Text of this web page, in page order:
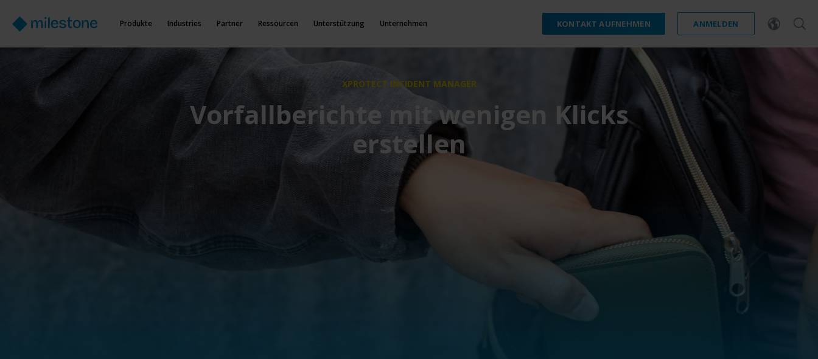
Produkte Industries Partner Ressourcen Unterstützung Unternehmen KONTAKT AUFNEHMEN ANMELDEN
XPROTECT INCIDENT MANAGER
Vorfallberichte mit wenigen Klicks
erstellen